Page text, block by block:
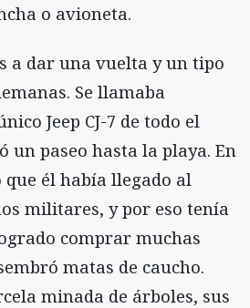
o avioneta.
a dar una vuelta y un tipo
Se llamaba
Jeep CJ-7 de todo el
un paseo hasta la playa. En
él había llegado al
militares, y por eso tenía
comprar muchas
matas de caucho.
minada de árboles, sus